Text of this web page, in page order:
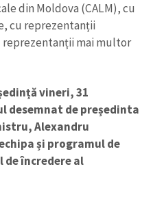
din Moldova (CALM), cu
cu reprezentanții
reprezentanții mai multor
vineri, 31
desemnat de președinta
Alexandru
și programul de
încredere al